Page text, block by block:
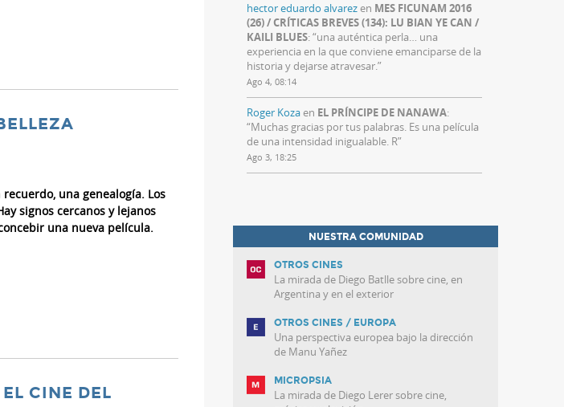
una genealogía. Los
signos cercanos y lejanos
una nueva película.
CINE DEL
hector eduardo alvarezen MES FICUNAM 2016
(26) / CRÍTICAS BREVES (134): LU BIAN YE CAN /
KAILI BLUES: “una auténtica perla… una
experiencia en la que conviene emanciparse de la
historia y dejarse atravesar.”
Ago 4, 08:14
Roger Kozaen EL PRÍNCIPE DE NANAWA:
“Muchas gracias por tus palabras. Es una película
de una intensidad inigualable. R”
Ago 3, 18:25
NUESTRA COMUNIDAD
OTROS CINES
La mirada de Diego Batlle sobre cine, en
Argentina y en el exterior
OTROS CINES / EUROPA
Una perspectiva europea bajo la dirección
de Manu Yañez
MICROPSIA
La mirada de Diego Lerer sobre cine,